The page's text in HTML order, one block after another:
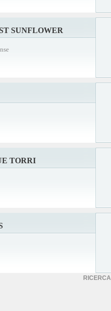
SUNFLOWER
TORRI
RICERCA